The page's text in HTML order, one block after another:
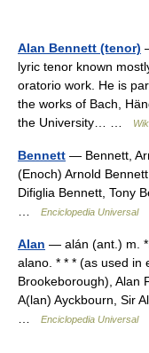
Alan Bennett (tenor)
lyric tenor known
oratorio work. He is
the works of Bach,
the University… …
Bennett — Bennett,
(Enoch) Arnold
Difiglia Bennett, Tony
Enciclopedia Universal
Alan — alán (ant.) m.
alano. * * * (as used in
Brookeborough), Alan
A(lan) Ayckbourn, Sir
Enciclopedia Universal